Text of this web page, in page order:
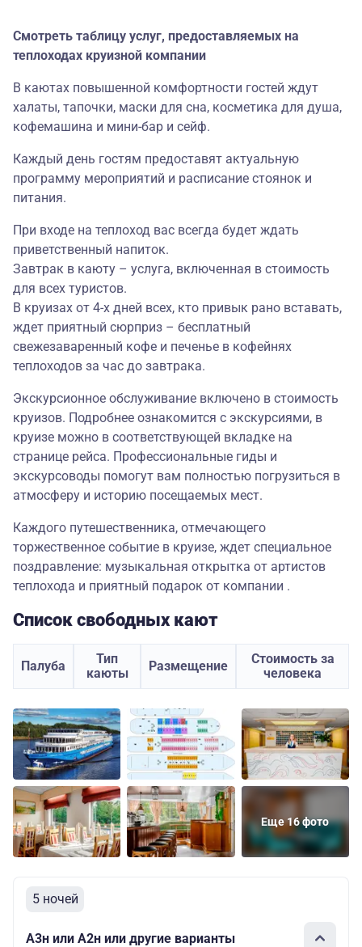
Смотреть таблицу услуг, предоставляемых на
теплоходах круизной компании
В каютах повышенной комфортности гостей ждут
халаты, тапочки, маски для сна, косметика для душа,
кофемашина и мини-бар и сейф.
Каждый день гостям предоставят актуальную
программу мероприятий и расписание стоянок и
питания.
При входе на теплоход вас всегда будет ждать
приветственный напиток.
Завтрак в каюту – услуга, включенная в стоимость
для всех туристов.
В круизах от 4-х дней всех, кто привык рано вставать,
ждет приятный сюрприз – бесплатный
свежезаваренный кофе и печенье в кофейнях
теплоходов за час до завтрака.
Экскурсионное обслуживание включено в стоимость
круизов. Подробнее ознакомится с экскурсиями, в
круизе можно в соответствующей вкладке на
странице рейса. Профессиональные гиды и
экскурсоводы помогут вам полностью погрузиться в
атмосферу и историю посещаемых мест.
Каждого путешественника, отмечающего
торжественное событие в круизе, ждет специальное
поздравление: музыкальная открытка от артистов
теплохода и приятный подарок от компании .
Список свободных кают
Палуба
Тип
каюты
Размещение
Стоимость за
человека
Еще 16 фото
5 ночей
А3н или А2н или другие варианты